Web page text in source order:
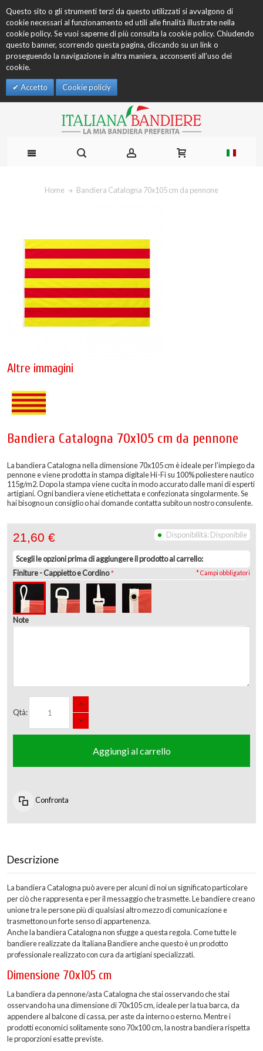
Questo sito o gli strumenti terzi da questo utilizzati si avvalgono di
cookie necessari al funzionamento ed utili alle finalità illustrate nella
cookie policy. Se vuoi saperne di più consulta la cookie policy. Chiudendo
questo banner, scorrendo questa pagina, cliccando su un link o
proseguendo la navigazione in altra maniera, acconsenti all’uso dei
cookie.
Accetto Cookie policiy
Home Bandiera Catalogna 70x105 cm da pennone
Altre immagini
Bandiera Catalogna 70x105 cm da pennone
La bandiera Catalogna nella dimensione 70x105 cm è ideale per l'impiego da
pennone e viene prodotta in stampa digitale Hi-Fi su 100% poliestere nautico
115g/m2. Dopo la stampa viene cucita in modo accurato dalle mani di esperti
artigiani. Ogni bandiera viene etichettata e confezionata singolarmente. Se
hai bisogno un consiglio o hai domande contatta subito un nostro consulente.
Disponibilità: Disponibile
21,60 €
Scegli le opzioni prima di aggiungere il prodotto al carrello:
Finiture- Cappietto e Cordino
Note
* Campi obbligatori
Qtà:
Aggiungi al carrello
Confronta
Descrizione
La bandiera Catalogna può avere per alcuni di noi un significato particolare
per ciò che rappresenta e per il messaggio che trasmette. Le bandiere creano
unione tra le persone più di qualsiasi altro mezzo di comunicazione e
trasmettono un forte senso di appartenenza.
Anche la bandiera Catalogna non sfugge a questa regola. Come tutte le
bandiere realizzate da Italiana Bandiere anche questo è un prodotto
professionale realizzato con cura da artigiani specializzati.
Dimensione 70x105 cm
La bandiera da pennone/asta Catalogna che stai osservando che stai
osservando ha una dimensione di 70x105 cm, ideale per la tua barca, da
appendere al balcone di cassa, per aste da interno o esterno. Mentre i
prodotti economici solitamente sono 70x100 cm, la nostra bandiera rispetta
le proporzioni esatte previste.